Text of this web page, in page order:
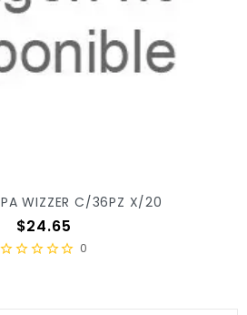
WIZZER C/36PZ X/20
Precio
$24.65
0